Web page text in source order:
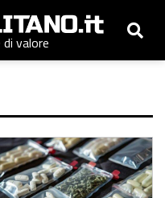
valore